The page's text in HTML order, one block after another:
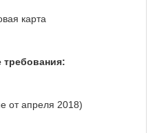
карта
от апреля 2018)